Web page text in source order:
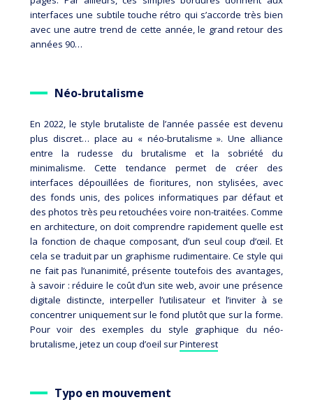
interfaces une subtile touche rétro qui s’accorde très bien
avec une autre trend de cette année, le grand retour des
années 90…
Néo-brutalisme
En 2022, le style brutaliste de l’année passée est devenu
plus discret… place au « néo-brutalisme ». Une alliance
entre la rudesse du brutalisme et la sobriété du
minimalisme. Cette tendance permet de créer des
interfaces dépouillées de fioritures, non stylisées, avec
des fonds unis, des polices informatiques par défaut et
des photos très peu retouchées voire non-traitées. Comme
en architecture, on doit comprendre rapidement quelle est
la fonction de chaque composant, d’un seul coup d’œil. Et
cela se traduit par un graphisme rudimentaire. Ce style qui
ne fait pas l’unanimité, présente toutefois des avantages,
à savoir : réduire le coût d’un site web, avoir une présence
digitale distincte, interpeller l’utilisateur et l’inviter à se
concentrer uniquement sur le fond plutôt que sur la forme.
Pour voir des exemples du style graphique du néo-
brutalisme, jetez un coup d’oeil surPinterest
Typo en mouvement